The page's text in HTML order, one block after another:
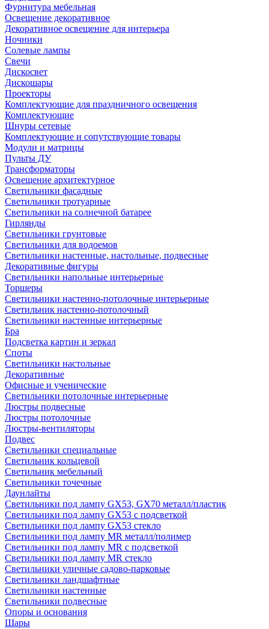
Фурнитура мебельная
Освещение декоративное
Декоративное освещение для интерьера
Ночники
Солевые лампы
Свечи
Дискосвет
Дискошары
Проекторы
Комплектующие для праздничного освещения
Комплектующие
Шнуры сетевые
Комплектующие и сопутствующие товары
Модули и матрицы
Пульты ДУ
Трансформаторы
Освещение архитектурное
Светильники фасадные
Светильники тротуарные
Светильники на солнечной батарее
Гирлянды
Светильники грунтовые
Светильники для водоемов
Светильники настенные, настольные, подвесные
Декоративные фигуры
Светильники напольные интерьерные
Торшеры
Светильники настенно-потолочные интерьерные
Светильник настенно-потолочный
Светильники настенные интерьерные
Бра
Подсветка картин и зеркал
Споты
Светильники настольные
Декоративные
Офисные и ученические
Светильники потолочные интерьерные
Люстры подвесные
Люстры потолочные
Люстры-вентиляторы
Подвес
Светильники специальные
Светильник кольцевой
Светильник мебельный
Светильники точечные
Даунлайты
Светильники под лампу GX53, GX70 металл/пластик
Светильники под лампу GX53 с подсветкой
Светильники под лампу GX53 стекло
Светильники под лампу MR металл/полимер
Светильники под лампу MR с подсветкой
Светильники под лампу MR стекло
Светильники уличные садово-парковые
Светильники ландшафтные
Светильники настенные
Светильники подвесные
Опоры и основания
Шары